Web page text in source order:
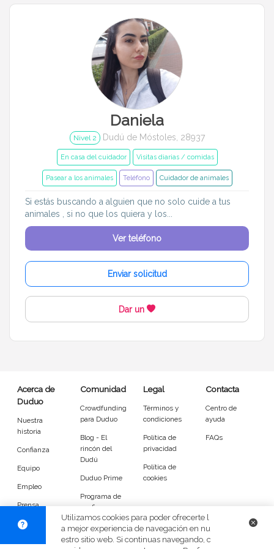
Entrenador Asistente
En casa del cuidador Cuidado en mi casa
Visitas diarias / comidas Pasear a los animales
Alojamiento de mascotas
Tamaño de mi mascota
Pequeños (0-7kg) Medianos (7-18kg)
Grandes (18-45kg)
Idiomas del dudú
Cerrar Filtrar
Daniela
Nivel 2 Dudú de Móstoles, 28937
En casa del cuidador Visitas diarias / comidas
Pasear a los animales Teléfono Cuidador de animales
Si estás buscando a alguien que no solo cuide a tus
animales , si no que los quiera y los...
Ver teléfono
Enviar solicitud
Dar un
Acerca de
Duduo
Nuestra
historia
Confianza
Equipo
Empleo
Prensa
Comunidad
Crowdfunding
para Duduo
Blog - El
rincón del
Dudú
Duduo Prime
Programa de
confianza
DuduoApp
para Android
Legal
Términos y
condiciones
Política de
privacidad
Política de
cookies
Contacta
Centro de
ayuda
FAQs
Utilizamos cookies para poder ofrecerte l
a mejor experiencia de navegación en nu
estro sitio web. Si continuas navegando, c